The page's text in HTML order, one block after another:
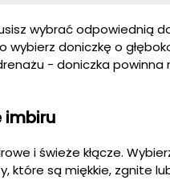
wybrać odpowiednią
doniczkę o
- doniczka
imbiru
i świeże kłącze.
które są miękkie, zgnite